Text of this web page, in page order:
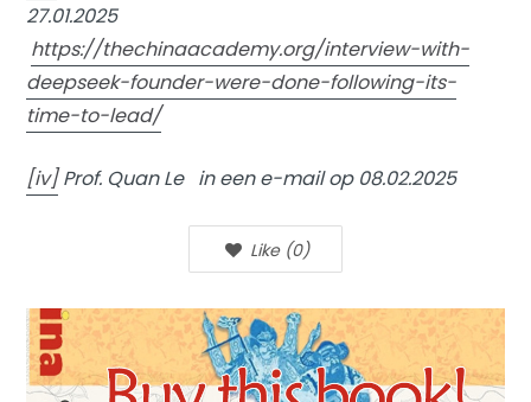
27.01.2025
https://thechinaacademy.org/interview-with-
deepseek-founder-were-done-following-its-
time-to-lead/
[iv]Prof. Quan Le in een e-mail op 08.02.2025
Like (0)